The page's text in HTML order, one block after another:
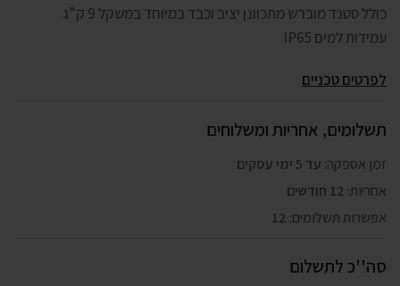
כולל סטנד מוברש מתכוונן יציב וכבד במיוחד במשקל 9 ק”ג
עמידות למים IP65
לפרטים טכניים
תשלומים, אחריות ומשלוחים
זמן אספקה: עד 5 ימי עסקים
אחריות: 12 חודשים
אפשרות תשלומים: 12
סה''כ לתשלום